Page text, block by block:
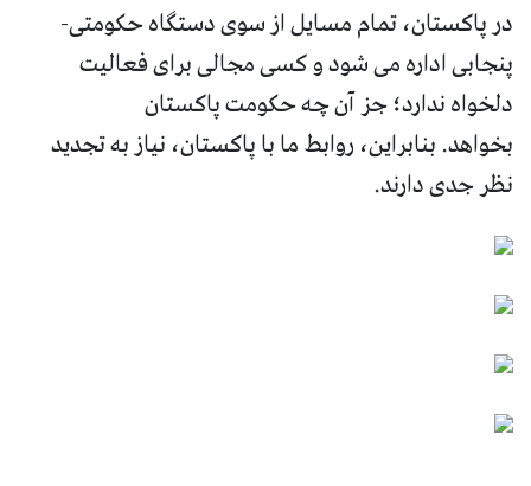
در پاکستان، تمام مسایل از سوی دستگاه حکومتی-
پنجابی اداره می شود و کسی مجالی برای فعالیت
دلخواه ندارد؛ جز آن چه حکومت پاکستان
بخواهد. بنابراین، روابط ما با پاکستان، نیاز به تجدید
نظر جدی دارند.